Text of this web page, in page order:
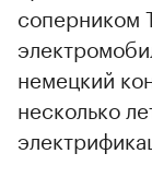
соперником
немецкий
несколько